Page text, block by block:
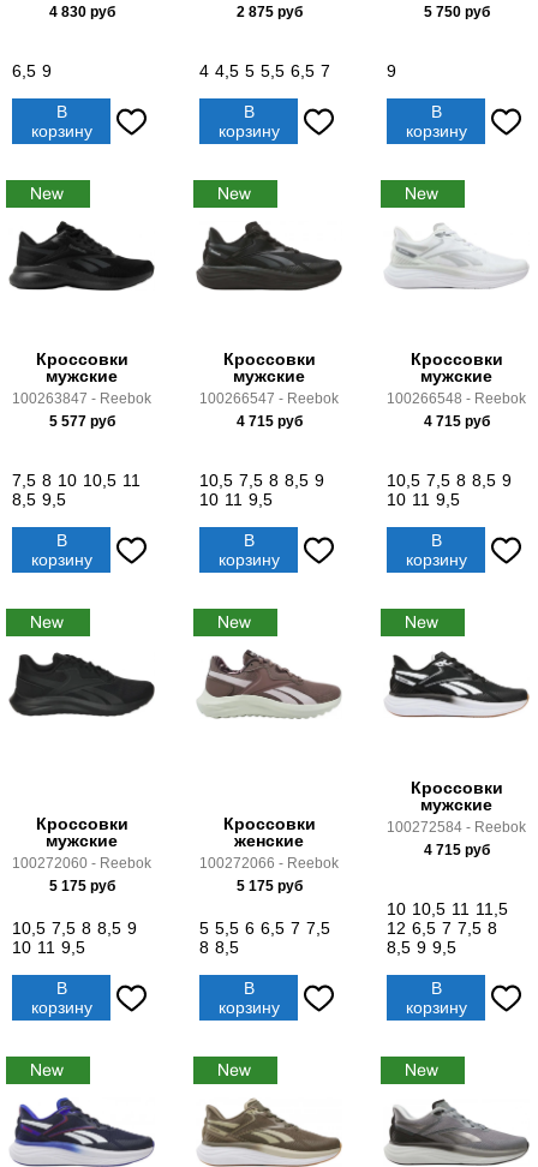
4 830руб
6,5 9
В
корзину
2 875руб
4 4,5 5 5,5 6,5 7
В
корзину
5 750руб
9
В
корзину
Кроссовки
мужские
100263847 - Reebok
5 577руб
7,5 8 10 10,5 11
8,5 9,5
В
корзину
Кроссовки
мужские
100266547 - Reebok
4 715руб
10,5 7,5 8 8,5 9
10 11 9,5
В
корзину
Кроссовки
мужские
100266548 - Reebok
4 715руб
10,5 7,5 8 8,5 9
10 11 9,5
В
корзину
Кроссовки
мужские
100272060 - Reebok
5 175руб
10,5 7,5 8 8,5 9
10 11 9,5
В
корзину
Кроссовки
женские
100272066 - Reebok
5 175руб
5 5,5 6 6,5 7 7,5
8 8,5
В
корзину
Кроссовки
мужские
100272584 - Reebok
4 715руб
10 10,5 11 11,5
12 6,5 7 7,5 8
8,5 9 9,5
В
корзину